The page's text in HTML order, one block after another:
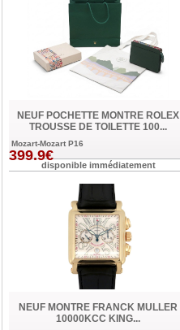
NEUF POCHETTE MONTRE ROLEX
TROUSSE DE TOILETTE 100...
Mozart-Mozart P16
399.9€
disponible immédiatement
NEUF MONTRE FRANCK MULLER
10000KCC KING...